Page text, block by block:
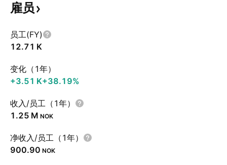
雇员
员工(FY)
‪12.71 K‬
变化（1年）
‪+3.51 K‬+38.19%
收入/员工（1年）
‪1.25 M‬ NOK
净收入/员工（1年）
900.90 NOK